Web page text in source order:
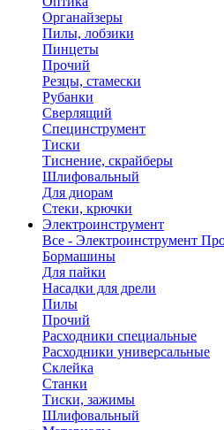
Органайзеры
Пилы, лобзики
Пинцеты
Прочий
Резцы, стамески
Рубанки
Сверлящий
Специнструмент
Тиски
Тиснение, скрайберы
Шлифовальный
Для диорам
Стеки, крючки
Электроинструмент
Все - Электроинструмент
Бормашины
Для пайки
Насадки для дрели
Пилы
Прочий
Расходники специальные
Расходники универсальные
Склейка
Станки
Тиски, зажимы
Шлифовальный